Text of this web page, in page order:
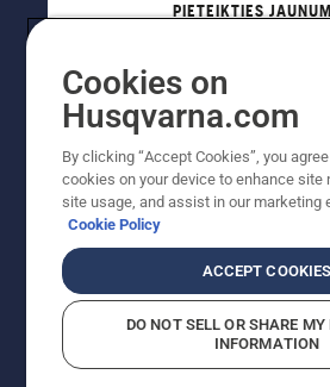
PIETEIKTIES
Autortiesības — 2022
Cookies on
Husqvarna.com
By clicking “Accept Cookies”, you
cookies on your device to enhance site
site usage, and assist in our marketing
Cookie Policy
ACCEPT COOKIES
DO NOT SELL OR SHARE MY
INFORMATION